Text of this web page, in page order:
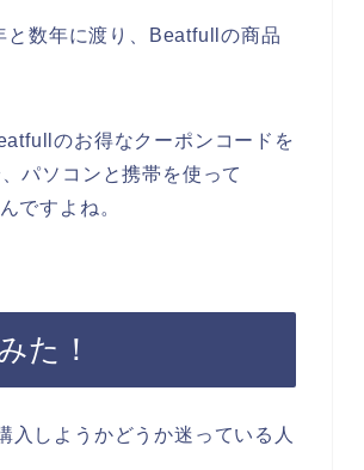
数年に渡り、Beatfullの商品
のお得なクーポンコードを
パソコンと携帯を使って
ですよね。
た！
しようかどうか迷っている人